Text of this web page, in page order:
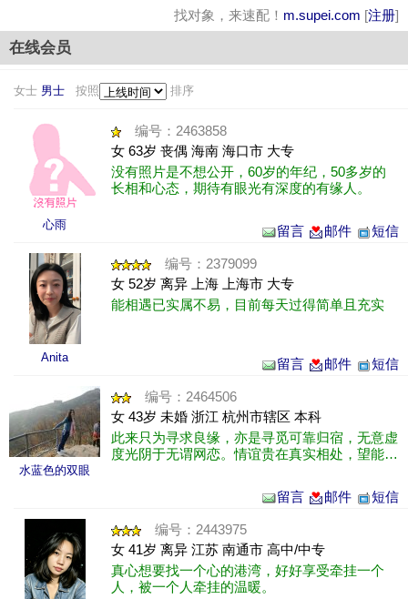
找对象，来速配！ m.supei.com [注册]
在线会员
女士 男士 按照 排序
心雨
编号：2463858
女 63岁 丧偶 海南 海口市 大专
没有照片是不想公开，60岁的年纪，50多岁的
长相和心态，期待有眼光有深度的有缘人。
留言 邮件 短信
Anita
编号：2379099
女 52岁 离异 上海 上海市 大专
能相遇已实属不易，目前每天过得简单且充实
留言 邮件 短信
水蓝色的双眼
编号：2464506
女 43岁 未婚 浙江 杭州市辖区 本科
此来只为寻求良缘，亦是寻觅可靠归宿，无意虚
度光阴于无谓网恋。情谊贵在真实相处，望能务
或刻意欺瞒，还请止步，勿来沾边。在......
留言 邮件 短信
编号：2443975
女 41岁 离异 江苏 南通市 高中/中专
真心想要找一个心的港湾，好好享受牵挂一个
人，被一个人牵挂的温暖。